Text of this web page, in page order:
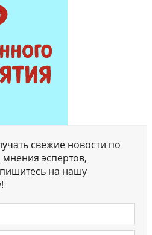
свежие новости по
мнения эспертов,
на нашу